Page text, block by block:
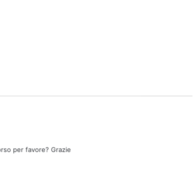
per favore? Grazie